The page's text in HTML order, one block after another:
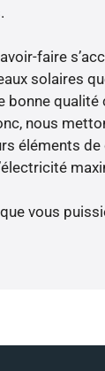
faire
solaires
bonne qualité
nous
éléments de
vous